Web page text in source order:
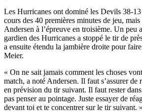
Les Hurricanes ont dominé les Devils 38-13
cours des 40 premières minutes de jeu,
Andersen à l’épreuve en troisième. Un peu
gardien des Hurricanes a stoppé le tir de
a ensuite étendu la jambière droite pour
Meier.
« On ne sait jamais comment les choses
match, a noté Andersen. Il faut s’assurer de
en prévision du tir suivant. Il faut rester
pas penser au pointage. Juste essayer de
devant toi et te concentrer sur le tir suivant. »